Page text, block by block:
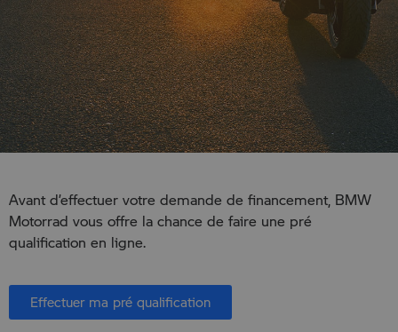
Avant d’effectuer votre demande de financement, BMW
Motorrad vous offre la chance de faire une pré
qualification en ligne.
Effectuer ma pré qualification